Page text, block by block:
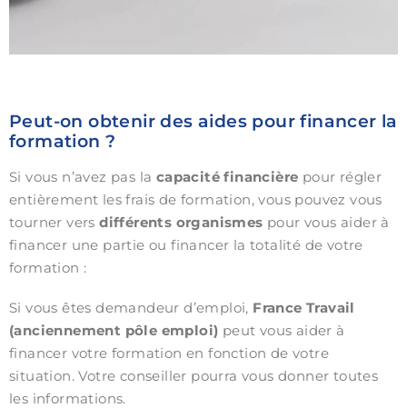
Peut-on obtenir des aides pour financer la
formation ?
Si vous n’avez pas la capacité financière pour régler
entièrement les frais de formation, vous pouvez vous
tourner versdifférents organismes pour vous aider à
financer une partie ou financer la totalité de votre
formation :
Si vous êtes demandeur d’emploi, France Travail
(anciennement pôle emploi) peut vous aider à
financer votre formation en fonction de votre
situation. Votre conseiller pourra vous donner toutes
les informations.